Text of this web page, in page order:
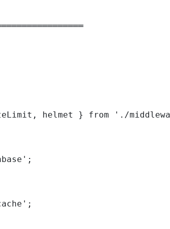
helmet } from './